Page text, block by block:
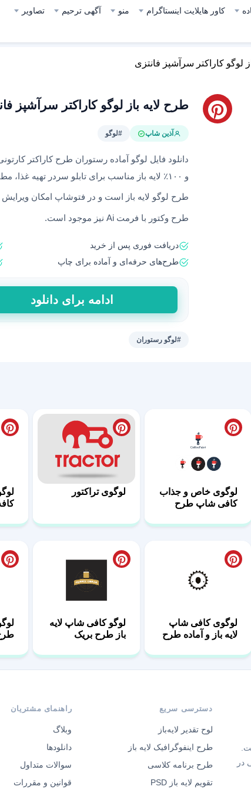
کاور هایلایت اینستاگرام منو آگهی ترحیم تصاویر
لوگو کاراکتر سرآشپز فانتزی
طرح لایه باز لوگو کاراکتر سرآشپز
آذین شاپ #لوگو
و ۱۰۰٪ لایه باز مناسب برای تابلو سردر تهیه غذا، مطبخ خانگی
طرح لوگو لایه باز است و در فتوشاپ امکان ویرایش
طرح وکتور با فرمت Ai نیز موجود است.
دریافت فوری پس از خرید
طرح‌های حرفه‌ای و آماده برای چاپ
طرح
لایه
باز
لوگو
ادامه برای دانلود
#لوگو رستوران
لوگوی خاص و جذاب
کافی شاپ طرح
لوگوی تراکتور
لوگوی کافی شاپ
لایه باز و آماده طرح
لوگو کافی شاپ لایه
باز طرح بریک
در
دسترسی سریع
لوح تقدیر لایه‌باز
طرح اینفوگرافیک لایه باز
طرح برنامه کلاسی
تقویم لایه باز PSD
راهنمای مشتریان
وبلاگ
دانلودها
سوالات متداول
قوانین و مقررات